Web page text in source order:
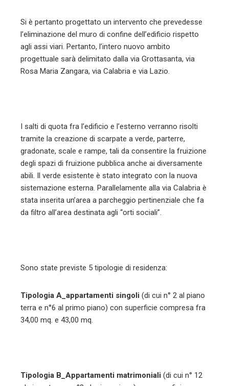
Si è pertanto progettato un intervento che prevedesse
l’eliminazione del muro di confine dell’edificio rispetto
agli assi viari. Pertanto, l’intero nuovo ambito
progettuale sarà delimitato dalla via Grottasanta, via
Rosa Maria Zangara, via Calabria e via Lazio.
I salti di quota fra l’edificio e l’esterno verranno risolti
tramite la creazione di scarpate a verde, parterre,
gradonate, scale e rampe, tali da consentire la fruizione
degli spazi di fruizione pubblica anche ai diversamente
abili. Il verde esistente è stato integrato con la nuova
sistemazione esterna. Parallelamente alla via Calabria è
stata inserita un’area a parcheggio pertinenziale che fa
da filtro all’area destinata agli “orti sociali”.
Sono state previste 5 tipologie di residenza:
Tipologia A_appartamenti singoli (di cui n° 2 al piano
terra e n°6 al primo piano) con superficie compresa fra
34,00 mq. e 43,00 mq.
Tipologia B_Appartamenti matrimoniali (di cui n° 12